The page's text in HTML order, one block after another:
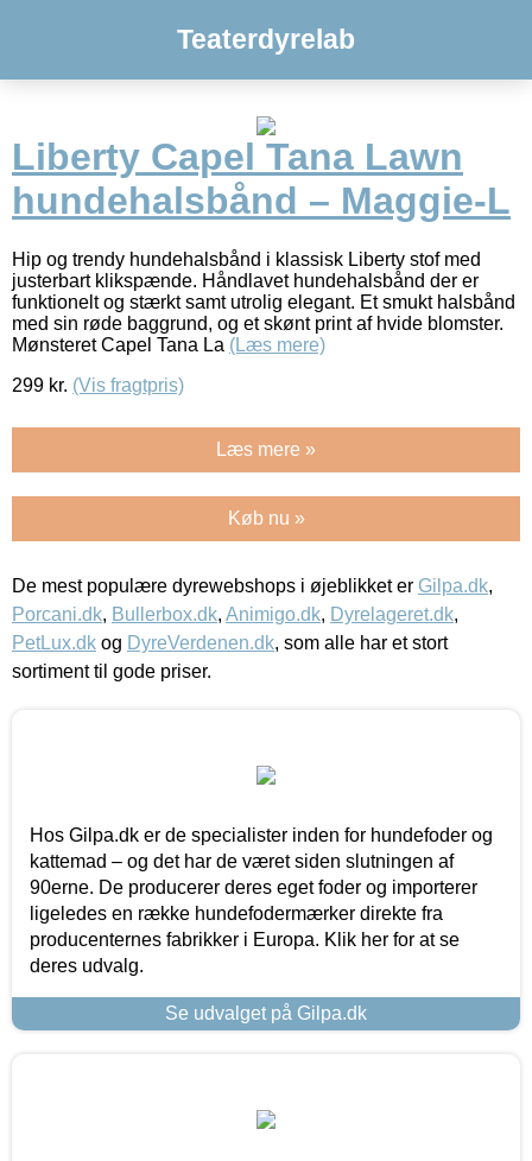
Teaterdyrelab
Liberty Capel Tana Lawn
hundehalsbånd – Maggie-L
Hip og trendy hundehalsbånd i klassisk Liberty stof med
justerbart klikspænde. Håndlavet hundehalsbånd der er
funktionelt og stærkt samt utrolig elegant. Et smukt halsbånd
med sin røde baggrund, og et skønt print af hvide blomster.
Mønsteret Capel Tana La (Læs mere)
299 kr. (Vis fragtpris)
Læs mere »
Køb nu »
De mest populære dyrewebshops i øjeblikket er Gilpa.dk,
Porcani.dk, Bullerbox.dk, Animigo.dk, Dyrelageret.dk,
PetLux.dk og DyreVerdenen.dk, som alle har et stort
sortiment til gode priser.
Hos Gilpa.dk er de specialister inden for hundefoder og
kattemad – og det har de været siden slutningen af
90erne. De producerer deres eget foder og importerer
ligeledes en række hundefodermærker direkte fra
producenternes fabrikker i Europa. Klik her for at se
deres udvalg.
Se udvalget på Gilpa.dk